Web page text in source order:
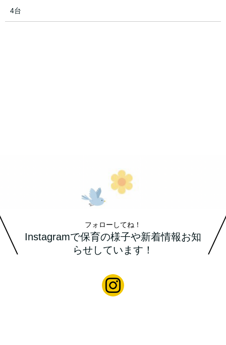
4台
フォローしてね！
Instagramで保育の様子や新着情報お知
らせしています！